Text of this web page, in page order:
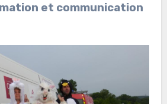
et communication